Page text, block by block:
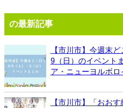
の最新記事
【市川市】今週末
9（日）のイベント
ア・ニューヨルボ
【市川市】「おお